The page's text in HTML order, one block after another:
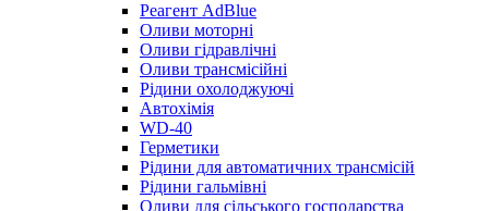
Реагент AdBlue
Оливи моторні
Оливи гідравлічні
Оливи трансмісійні
Рідини охолоджуючі
Автохімія
WD-40
Герметики
Рідини для автоматичних трансмісій
Рідини гальмівні
Оливи для сільського господарства